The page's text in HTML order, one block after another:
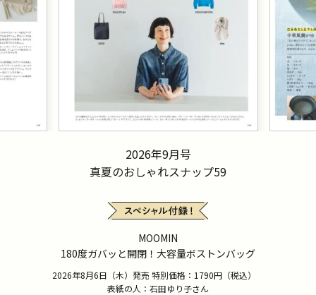
2026年9月号
真夏のおしゃれスナップ59
MOOMIN
180度ガバッと開閉！大容量ボストンバッグ
2026年8月6日（木）発売 特別価格：1790円（税込）
表紙の人：石田ゆり子さん